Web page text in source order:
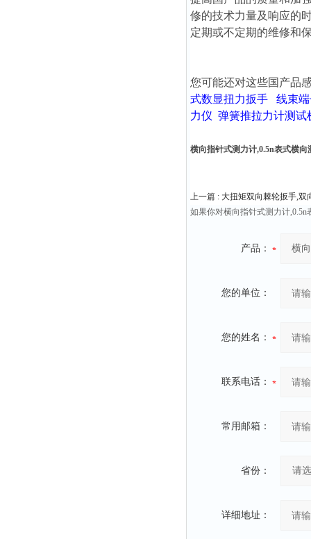
修的技术力量及响应的
定期或不定期的维修和
您可能还对这些国产品
式数显扭力扳手
线束
力仪 弹簧推拉力计测试
横向指针式测力计,0.5n表式横向
上一篇 : 大扭矩双向棘轮扳手,双
如果你对横向指针式测力计
产品：
您的单位：
您的姓名：
联系电话：
常用邮箱：
省份：
详细地址：